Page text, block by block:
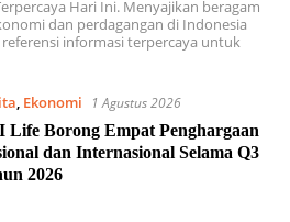
Hari Ini. Menyajikan beragam
dan perdagangan di Indonesia
informasi terpercaya untuk
, Ekonomi
1 Agustus 2026
Life Borong Empat Penghargaan
dan Internasional Selama Q3
2026